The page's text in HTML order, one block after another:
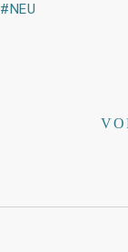
NEU